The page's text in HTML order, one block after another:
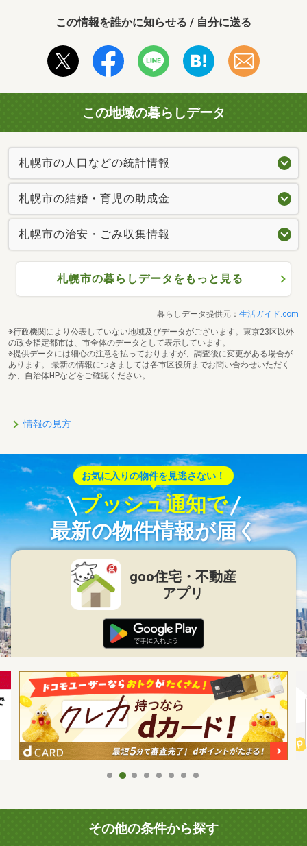
この情報を誰かに知らせる / 自分に送る
この地域の暮らしデータ
札幌市の人口などの統計情報
札幌市の結婚・育児の助成金
札幌市の治安・ごみ収集情報
札幌市の暮らしデータをもっと見る
暮らしデータ提供元： 生活ガイド.com
※行政機関により公表していない地域及びデータがございます。東京23区以外
の政令指定都市は、市全体のデータとして表示しています。
※提供データには細心の注意を払っておりますが、調査後に変更がある場合が
あります。 最新の情報につきましては各市区役所までお問い合わせいただく
か、自治体HPなどをご確認ください。
情報の見方
お気に入りの物件を見逃さない！
プッシュ通知で
最新の物件情報が届く
goo住宅・不動産
アプリ
その他の条件から探す